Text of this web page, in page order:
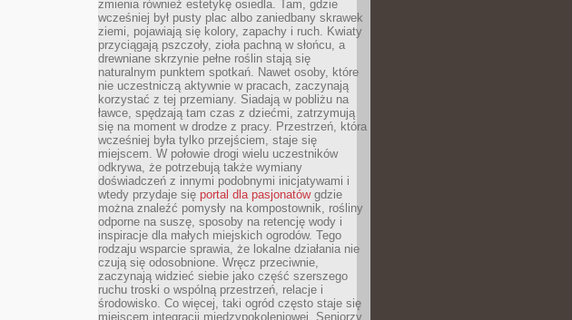
zmienia również estetykę osiedla. Tam, gdzie
wcześniej był pusty plac albo zaniedbany skrawek
ziemi, pojawiają się kolory, zapachy i ruch. Kwiaty
przyciągają pszczoły, zioła pachną w słońcu, a
drewniane skrzynie pełne roślin stają się
naturalnym punktem spotkań. Nawet osoby, które
nie uczestniczą aktywnie w pracach, zaczynają
korzystać z tej przemiany. Siadają w pobliżu na
ławce, spędzają tam czas z dziećmi, zatrzymują
się na moment w drodze z pracy. Przestrzeń, która
wcześniej była tylko przejściem, staje się
miejscem. W połowie drogi wielu uczestników
odkrywa, że potrzebują także wymiany
doświadczeń z innymi podobnymi inicjatywami i
wtedy przydaje się portal dla pasjonatówgdzie
można znaleźć pomysły na kompostownik, rośliny
odporne na suszę, sposoby na retencję wody i
inspiracje dla małych miejskich ogrodów. Tego
rodzaju wsparcie sprawia, że lokalne działania nie
czują się odosobnione. Wręcz przeciwnie,
zaczynają widzieć siebie jako część szerszego
ruchu troski o wspólną przestrzeń, relacje i
środowisko. Co więcej, taki ogród często staje się
miejscem integracji międzypokoleniowej. Seniorzy,